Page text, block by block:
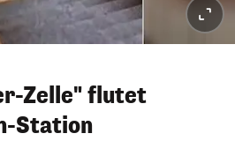
Zelle" flutet
Station